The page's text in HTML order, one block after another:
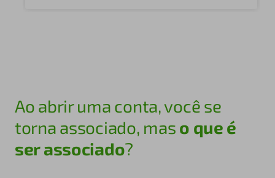
Ao abrir uma conta, você se
torna associado, mas o que é
ser associado?